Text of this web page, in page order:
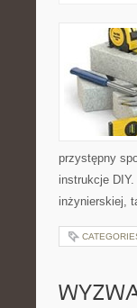
przystępny
instrukcje
inżynierskiej,